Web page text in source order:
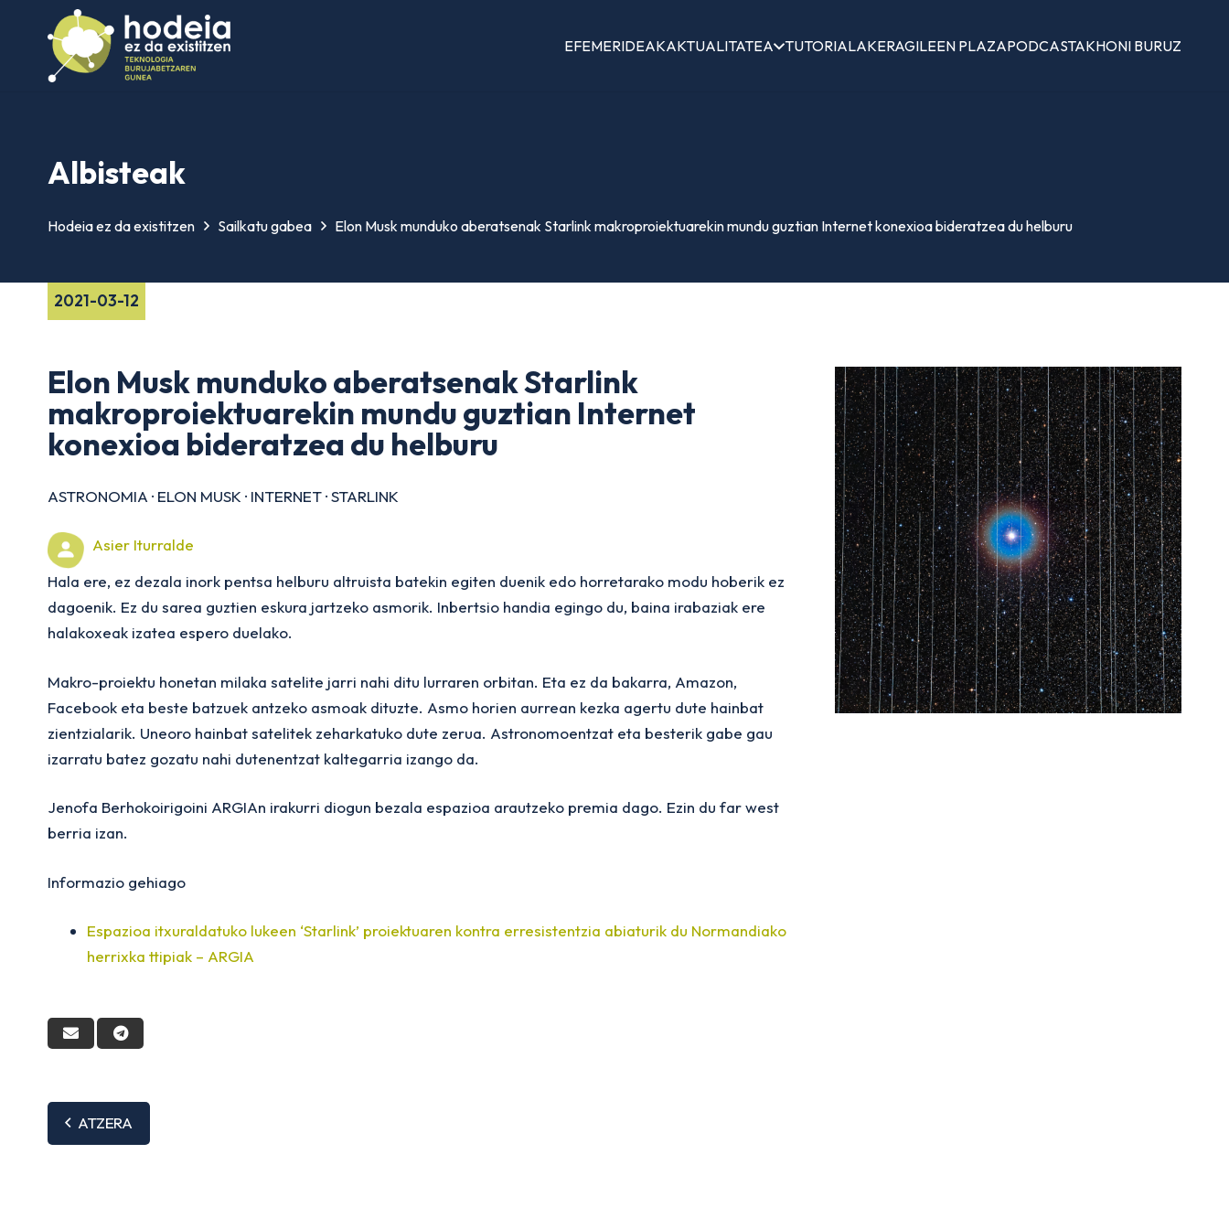
EFEMERIDEAKAKTUALITATEA TUTORIALAKERAGILEEN PLAZAPODCASTAKHONI BURUZ
Albisteak
Hodeia ez da existitzen Sailkatu gabea Elon Musk munduko aberatsenak Starlink makroproiektuarekin mundu guztian Internet konexioa bideratzea du helburu
2021-03-12
Elon Musk munduko aberatsenak Starlink
makroproiektuarekin mundu guztian Internet
konexioa bideratzea du helburu
ASTRONOMIA · ELON MUSK · INTERNET·STARLINK
Asier Iturralde
Hala ere, ez dezala inork pentsa helburu altruista batekin egiten duenik edo horretarako modu hoberik ez
dagoenik. Ez du sarea guztien eskura jartzeko asmorik. Inbertsio handia egingo du, baina irabaziak ere
halakoxeak izatea espero duelako.
Makro-proiektu honetan milaka satelite jarri nahi ditu lurraren orbitan. Eta ez da bakarra, Amazon,
Facebook eta beste batzuek antzeko asmoak dituzte. Asmo horien aurrean kezka agertu dute hainbat
zientzialarik. Uneoro hainbat satelitek zeharkatuko dute zerua. Astronomoentzat eta besterik gabe gau
izarratu batez gozatu nahi dutenentzat kaltegarria izango da.
Jenofa Berhokoirigoini ARGIAn irakurri diogun bezala espazioa arautzeko premia dago. Ezin du far west
berria izan.
Informazio gehiago
Espazioa itxuraldatuko lukeen ‘Starlink’ proiektuaren kontra erresistentzia abiaturik du Normandiako
herrixka ttipiak – ARGIA
ATZERA